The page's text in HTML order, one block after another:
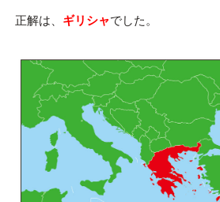
正解は、 ギリシャでした。